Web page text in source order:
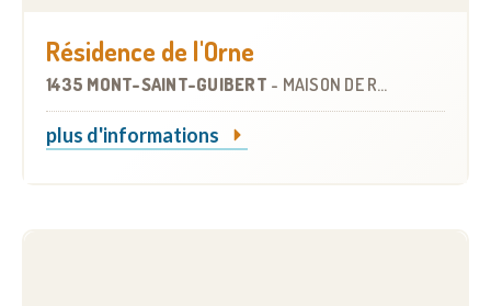
Résidence de l'Orne
1435 MONT-SAINT-GUIBERT - MAISON DE REPOS
plus d'informations